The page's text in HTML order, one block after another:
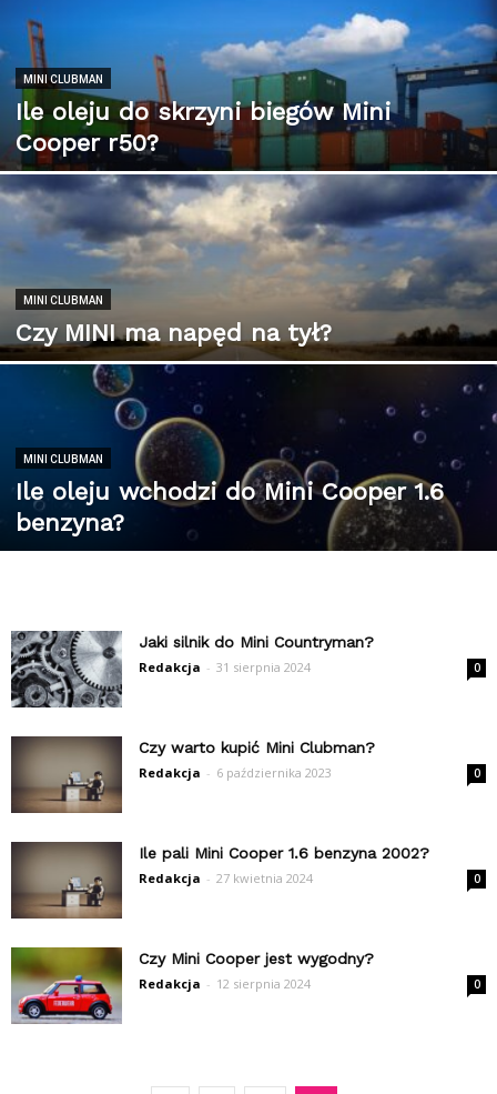
MINI CLUBMAN
Ile oleju do skrzyni biegów Mini
Cooper r50?
MINI CLUBMAN
Czy MINI ma napęd na tył?
MINI CLUBMAN
Ile oleju wchodzi do Mini Cooper 1.6
benzyna?
Jaki silnik do Mini Countryman?
Redakcja - 31 sierpnia 2024 0
Czy warto kupić Mini Clubman?
Redakcja - 6 października 2023 0
Ile pali Mini Cooper 1.6 benzyna 2002?
Redakcja - 27 kwietnia 2024 0
Czy Mini Cooper jest wygodny?
Redakcja - 12 sierpnia 2024 0